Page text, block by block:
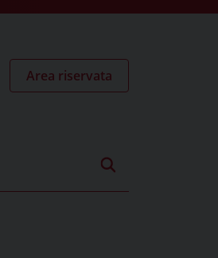
Area riservata